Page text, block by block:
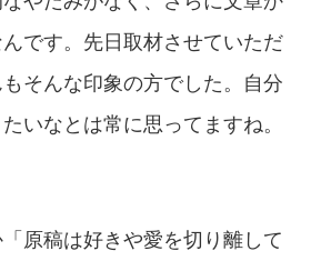
です。先日取材させていただ
そんな印象の方でした。自分
いなとは常に思ってますね。
原稿は好きや愛を切り離して